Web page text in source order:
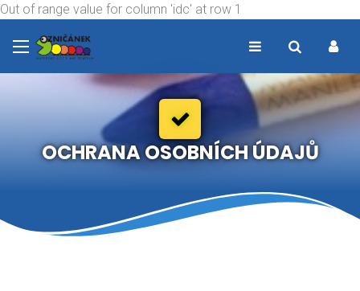
Out of range value for column 'idc' at row 1
OCHRANA OSOBNÍCH ÚDAJŮ